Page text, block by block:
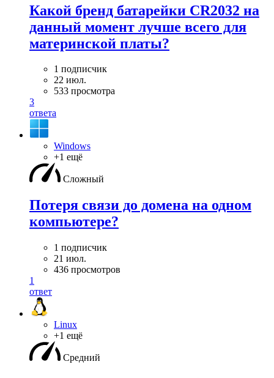
Какой бренд батарейки CR2032 на
данный момент лучше всего для
материнской платы?
1 подписчик
22 июл.
533 просмотра
3
ответа
Windows
+1 ещё
Сложный
Потеря связи до домена на одном
компьютере?
1 подписчик
21 июл.
436 просмотров
1
ответ
Linux
+1 ещё
Средний